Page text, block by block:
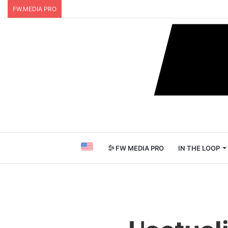
FW.MEDIA PRO
FW MEDIA PRO IN THE LOOP